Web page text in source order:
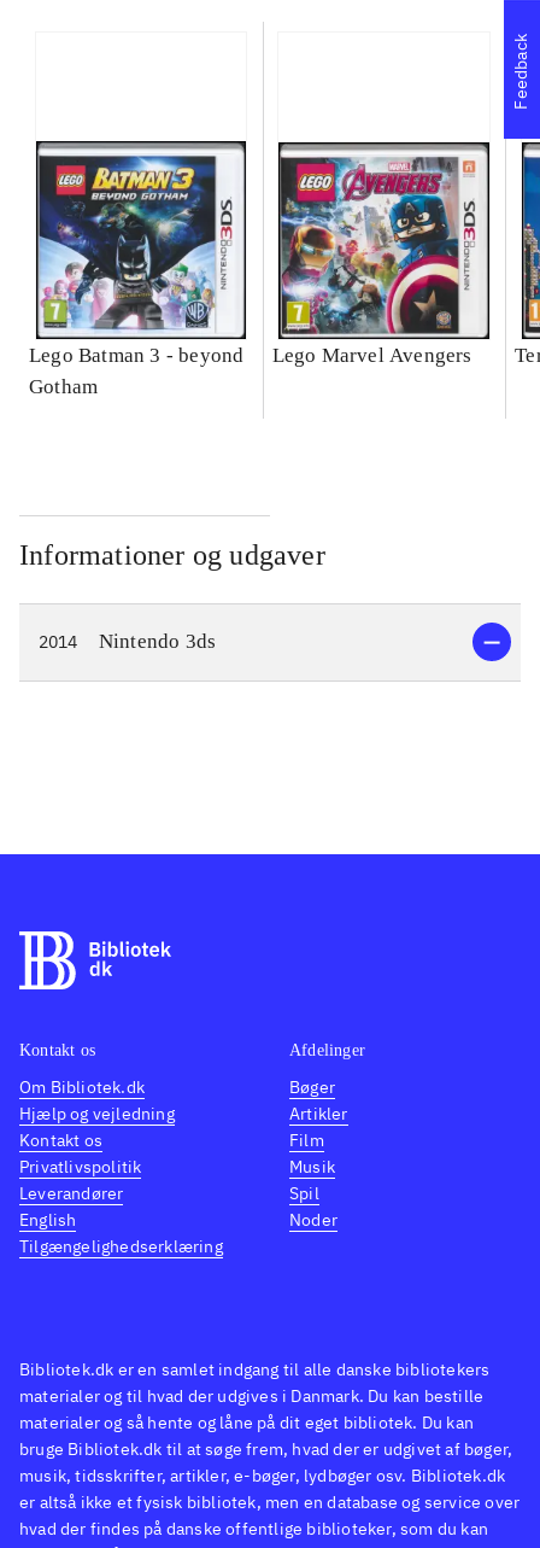
Lego Batman 3 - beyond
Gotham
Lego Marvel Avengers
Informationer og udgaver
2014 Nintendo 3ds
Feedback
Bibliotek.dk er en samlet indgang til alle danske bibliotekers
materialer og til hvad der udgives i Danmark. Du kan bestille
materialer og så hente og låne på dit eget bibliotek. Du kan
bruge Bibliotek.dk til at søge frem, hvad der er udgivet af bøger,
musik, tidsskrifter, artikler, e-bøger, lydbøger osv. Bibliotek.dk
er altså ikke et fysisk bibliotek, men en database og service over
hvad der findes på danske offentlige biblioteker, som du kan
Kontakt os
Om Bibliotek.dk
Hjælp og vejledning
Kontakt os
Privatlivspolitik
Leverandører
English
Tilgængelighedserklæring
Afdelinger
Bøger
Artikler
Film
Musik
Spil
Noder